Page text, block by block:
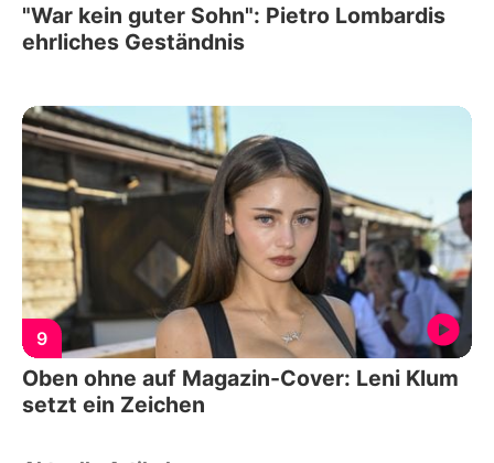
"War kein guter Sohn": Pietro Lombardis
ehrliches Geständnis
9
Oben ohne auf Magazin-Cover: Leni Klum
setzt ein Zeichen